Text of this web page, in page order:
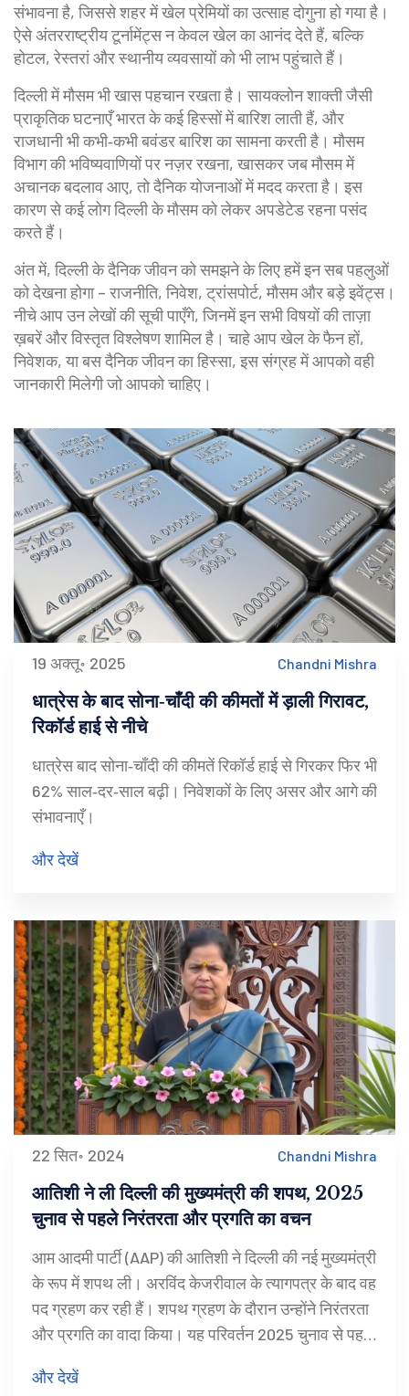
संभावना है, जिससे शहर में खेल प्रेमियों का उत्साह दोगुना हो गया है।
ऐसे अंतरराष्ट्रीय टूर्नामेंट्स न केवल खेल का आनंद देते हैं, बल्कि
होटल, रेस्तरां और स्थानीय व्यवसायों को भी लाभ पहुंचाते हैं।
दिल्ली में मौसम भी खास पहचान रखता है। सायक्लोन शाक्ती जैसी
प्राकृतिक घटनाएँ भारत के कई हिस्सों में बारिश लाती हैं, और
राजधानी भी कभी‑कभी बवंडर बारिश का सामना करती है। मौसम
विभाग की भविष्यवाणियों पर नज़र रखना, खासकर जब मौसम में
अचानक बदलाव आए, तो दैनिक योजनाओं में मदद करता है। इस
कारण से कई लोग दिल्ली के मौसम को लेकर अपडेटेड रहना पसंद
करते हैं।
अंत में, दिल्ली के दैनिक जीवन को समझने के लिए हमें इन सब पहलुओं
को देखना होगा – राजनीति, निवेश, ट्रांसपोर्ट, मौसम और बड़े इवेंट्स।
नीचे आप उन लेखों की सूची पाएँगे, जिनमें इन सभी विषयों की ताज़ा
ख़बरें और विस्तृत विश्लेषण शामिल है। चाहे आप खेल के फैन हों,
निवेशक, या बस दैनिक जीवन का हिस्सा, इस संग्रह में आपको वही
जानकारी मिलेगी जो आपको चाहिए।
19 अक्तू॰ 2025 Chandni Mishra
धात्रेस के बाद सोना‑चाँदी की कीमतों में ड़ाली गिरावट,
रिकॉर्ड हाई से नीचे
धात्रेस बाद सोना‑चाँदी की कीमतें रिकॉर्ड हाई से गिरकर फिर भी
62% साल‑दर‑साल बढ़ी। निवेशकों के लिए असर और आगे की
संभावनाएँ।
और देखें
22 सित॰ 2024 Chandni Mishra
आतिशी ने ली दिल्ली की मुख्यमंत्री की शपथ, 2025
चुनाव से पहले निरंतरता और प्रगति का वचन
आम आदमी पार्टी (AAP) की आतिशी ने दिल्ली की नई मुख्यमंत्री
के रूप में शपथ ली। अरविंद केजरीवाल के त्यागपत्र के बाद वह
पद ग्रहण कर रही हैं। शपथ ग्रहण के दौरान उन्होंने निरंतरता
और प्रगति का वादा किया। यह परिवर्तन 2025 चुनाव से पहले
और देखें